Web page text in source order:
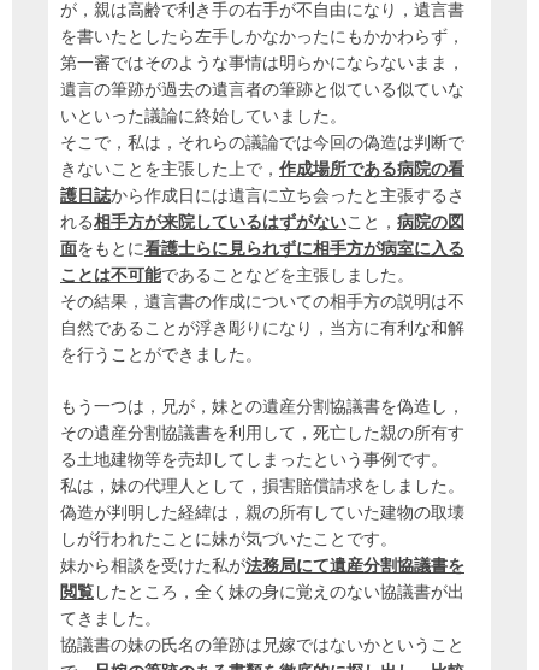
が，親は高齢で利き手の右手が不自由になり，遺言書
を書いたとしたら左手しかなかったにもかかわらず，
第一審ではそのような事情は明らかにならないまま，
遺言の筆跡が過去の遺言者の筆跡と似ている似ていな
いといった議論に終始していました。
そこで，私は，それらの議論では今回の偽造は判断で
きないことを主張した上で， 作成場所である病院の看
護日誌から作成日には遺言に立ち会ったと主張するさ
れる相手方が来院しているはずがないこと， 病院の図
面をもとに看護士らに見られずに相手方が病室に入る
ことは不可能であることなどを主張しました。
その結果，遺言書の作成についての相手方の説明は不
自然であることが浮き彫りになり，当方に有利な和解
を行うことができました。
もう一つは，兄が，妹との遺産分割協議書を偽造し，
その遺産分割協議書を利用して，死亡した親の所有す
る土地建物等を売却してしまったという事例です。
私は，妹の代理人として，損害賠償請求をしました。
偽造が判明した経緯は，親の所有していた建物の取壊
しが行われたことに妹が気づいたことです。
妹から相談を受けた私が法務局にて遺産分割協議書を
閲覧 したところ，全く妹の身に覚えのない協議書が出
てきました。
協議書の妹の氏名の筆跡は兄嫁ではないかということ